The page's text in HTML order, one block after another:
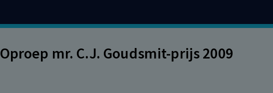
Oproep mr. C.J. Goudsmit-prijs 2009